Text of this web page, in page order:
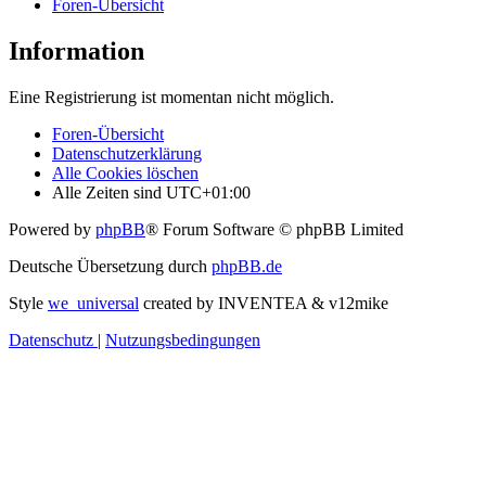
Foren-Übersicht
Information
Eine Registrierung ist momentan nicht möglich.
Foren-Übersicht
Datenschutzerklärung
Alle Cookies löschen
Alle Zeiten sind UTC+01:00
Powered by phpBB® Forum Software © phpBB Limited
Deutsche Übersetzung durch phpBB.de
Style we_universal created by INVENTEA & v12mike
Datenschutz | Nutzungsbedingungen